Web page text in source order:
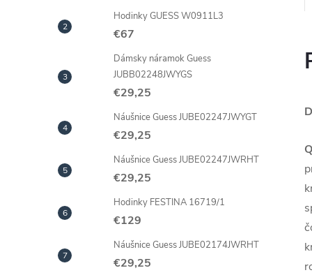
Hodinky GUESS W0911L3
€67
Dámsky náramok Guess
JUBB02248JWYGS
€29,25
Náušnice Guess JUBE02247JWYGT
€29,25
Náušnice Guess JUBE02247JWRHT
€29,25
Hodinky FESTINA 16719/1
€129
Náušnice Guess JUBE02174JWRHT
€29,25